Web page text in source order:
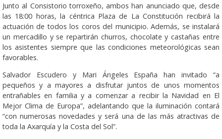
Junto al Consistorio torroxeño, ambos han anunciado que, desde
las 18:00 horas, la céntrica Plaza de La Constitución recibirá la
actuación de todos los coros del municipio. Además, se instalará
un mercadillo y se repartirán churros, chocolate y castañas entre
los asistentes siempre que las condiciones meteorológicas sean
favorables.
Salvador Escudero y Mari Ángeles España han invitado “a
pequeños y a mayores a disfrutar juntos de unos momentos
entrañables en familia y a comenzar a recibir la Navidad en El
Mejor Clima de Europa”, adelantando que la iluminación contará
“con numerosas novedades y será una de las más atractivas de
toda la Axarquía y la Costa del Sol”.